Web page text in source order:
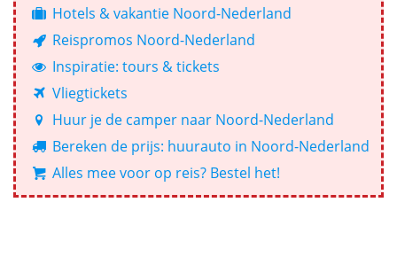
Hotels & vakantie Noord-Nederland
Reispromos Noord-Nederland
Inspiratie: tours & tickets
Vliegtickets
Huur je de camper naar Noord-Nederland
Bereken de prijs: huurauto in Noord-Nederland
Alles mee voor op reis? Bestel het!